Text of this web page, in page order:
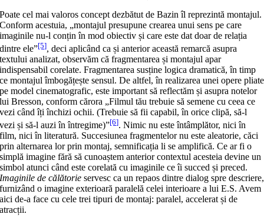
Poate cel mai valoros concept dezbătut de Bazin îl reprezintă montajul.
Conform acestuia, „montajul presupune crearea unui sens pe care
imaginile nu-l conțin în mod obiectiv și care este dat doar de relația
dintre ele”[5], deci aplicând ca și anterior această remarcă asupra
textului analizat, observăm că fragmentarea și montajul apar
indispensabil corelate. Fragmentarea susține logica dramatică, în timp
ce montajul îmbogățește sensul. De altfel, în realizarea unei opere pliate
pe model cinematografic, este important să reflectăm și asupra notelor
lui Bresson, conform cărora „Filmul tău trebuie să semene cu ceea ce
vezi când îți închizi ochii. (Trebuie să fii capabil, în orice clipă, să-l
vezi și să-l auzi în întregime)”[6]. Nimic nu este întâmplător, nici în
film, nici în literatură. Succesiunea fragmentelor nu este aleatorie, căci
prin alternarea lor prin montaj, semnificația li se amplifică. Ce ar fi o
simplă imagine fără să cunoaștem anterior contextul acesteia devine un
simbol atunci când este corelată cu imaginile ce îi succed și preced.
Imaginile de călătorie servesc ca un repaos dintre dialog spre descriere,
furnizând o imagine exterioară paralelă celei interioare a lui E.S. Avem
aici de-a face cu cele trei tipuri de montaj: paralel, accelerat și de
atracții.